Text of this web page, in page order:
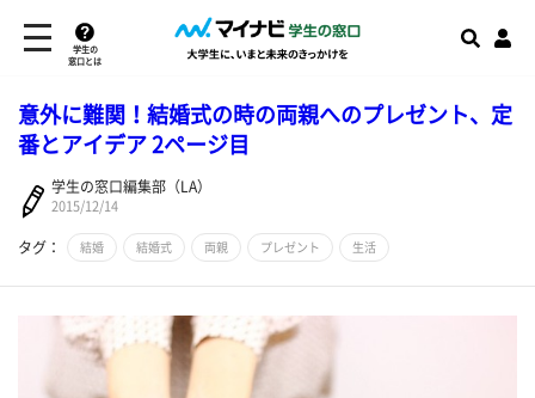
学生の
窓口とは
意外に難関！結婚式の時の両親へのプレゼント、定
番とアイデア 2ページ目
学生の窓口編集部（LA）
2015/12/14
タグ： 結婚 結婚式 両親 プレゼント 生活